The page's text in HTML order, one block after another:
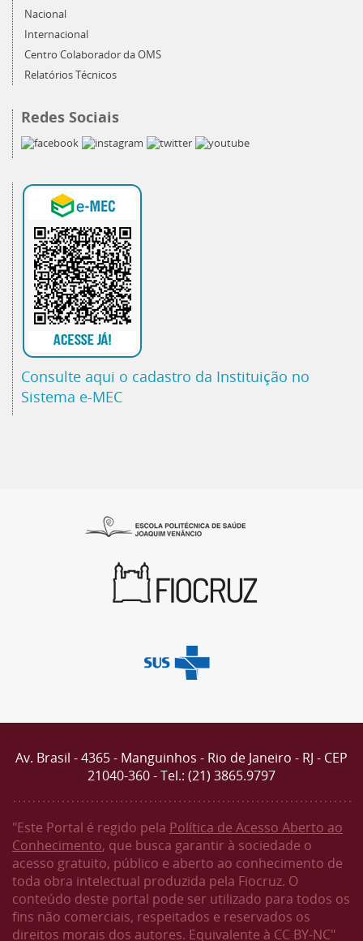
Nacional
Internacional
Centro Colaborador da OMS
Relatórios Técnicos
Redes Sociais
Consulte aqui o cadastro da Instituição no
Sistema e-MEC
Av. Brasil - 4365 - Manguinhos - Rio de Janeiro - RJ - CEP
21040-360 - Tel.: (21) 3865.9797
"Este Portal é regido pela Política de Acesso Aberto ao
Conhecimento, que busca garantir à sociedade o
acesso gratuito, público e aberto ao conhecimento de
toda obra intelectual produzida pela Fiocruz. O
conteúdo deste portal pode ser utilizado para todos os
fins não comerciais, respeitados e reservados os
direitos morais dos autores. Equivalente à CC BY-NC"